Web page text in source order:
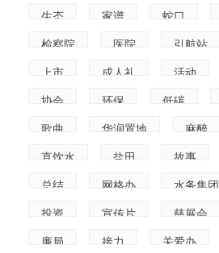
生态 家谱 蛇口
检察院 医院 引航站
上市 成人礼 活动
协会 环保 低碳
歌曲 华润置地 麻醉
直饮水 盐田 故事
总结 网格办 水务集团
投资 宣传片 慈展会
廉局 接力 关爱办